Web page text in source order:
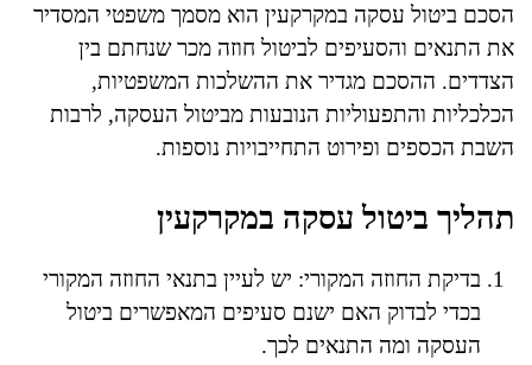
הסכם ביטול עסקה במקרקעין הוא מסמך משפטי המסדיר
את התנאים והסעיפים לביטול חוזה מכר שנחתם בין
הצדדים. ההסכם מגדיר את ההשלכות המשפטיות,
הכלכליות והתפעוליות הנובעות מביטול העסקה, לרבות
השבת הכספים ופירוט התחייבויות נוספות.
תהליך ביטול עסקה במקרקעין
בדיקת החוזה המקורי: יש לעיין בתנאי החוזה המקורי
בכדי לבדוק האם ישנם סעיפים המאפשרים ביטול
העסקה ומה התנאים לכך.